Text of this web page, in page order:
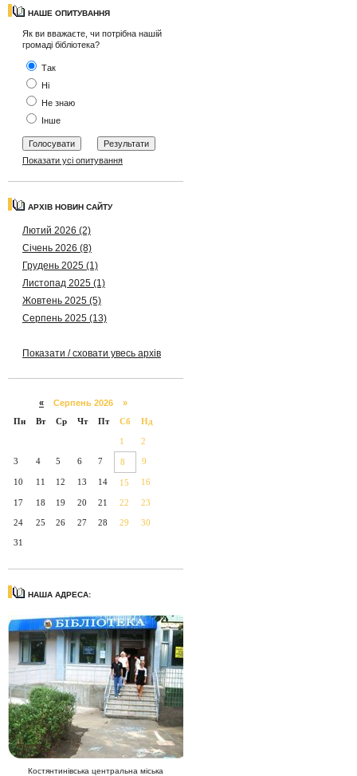
НАШЕ ОПИТУВАННЯ
Як ви вважаєте, чи потрібна нашій
громаді бібліотека?
Так
Ні
Не знаю
Інше
Показати усі опитування
АРХІВ НОВИН САЙТУ
Лютий 2026 (2)
Січень 2026 (8)
Грудень 2025 (1)
Листопад 2025 (1)
Жовтень 2025 (5)
Серпень 2025 (13)
Показати / сховати увесь архів
« Серпень 2026 »
Пн
Вт Ср Чт Пт Сб Нд
1 2
3 4 5 6 7 8 9
10 11 12 13 14 15 16
17 18 19 20 21 22 23
24 25 26 27 28 29 30
31
НАША АДРЕСА:
Костянтинівська центральна міська